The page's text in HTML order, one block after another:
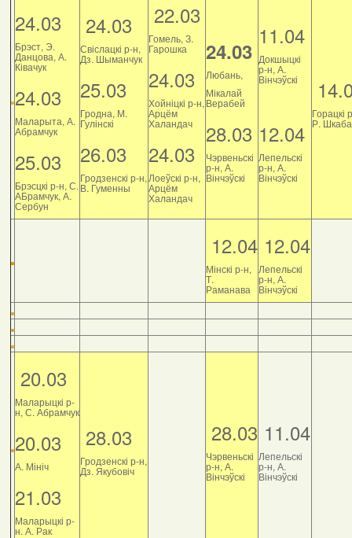
24.03
Брэст, Э.
Данцова, А.
Ківачук
24.03
Маларыта, А.
Абрамчук
25.03
Брэсцкі р-н, С.
АБрамчук, А.
Сербун
24.03
Свіслацкі р-н,
Дз. Шыманчук
25.03
Гродна, М.
Гулінскі
26.03
Гродзенскі р-н,
В. Гуменны
22.03
Гомель, З.
Гарошка
24.03
Хойніцкі р-н,
Арцём
Халандач
24.03
Лоеўскі р-н,
Арцём
Халандач
24.03
Любань,
Мікалай
Верабей
28.03
Чэрвеньскі
р-н, А.
Вінчэўскі
11.04
Докшыцкі
р-н, А.
Вінчэўскі
12.04
Лепельскі
р-н, А.
Вінчэўскі
Горацкі
Р.
12.04
Мінскі р-н,
Т.
Раманава
12.04
Лепельскі
р-н, А.
Вінчэўскі
20.03
Маларыцкі р-
н, С. Абрамчук
20.03
А. Мініч
21.03
Маларыцкі р-
н. А. Рак
28.03
Гродзенскі р-н,
Дз. Якубовіч
28.03
Чэрвеньскі
р-н, А.
Вінчэўскі
11.04
Лепельскі
р-н, А.
Вінчэўскі